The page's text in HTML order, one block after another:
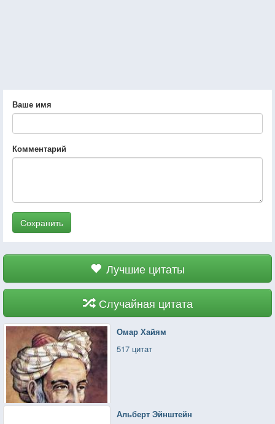
Ваше имя
Комментарий
Сохранить
Лучшие цитаты
Случайная цитата
Омар Хайям
517 цитат
Альберт Эйнштейн